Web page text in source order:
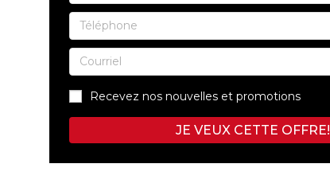
Recevez nos nouvelles et promotions
JE VEUX CETTE OFFRE!
DRUMMONDVILLE
VICTORIAVILLE
ESTRIE